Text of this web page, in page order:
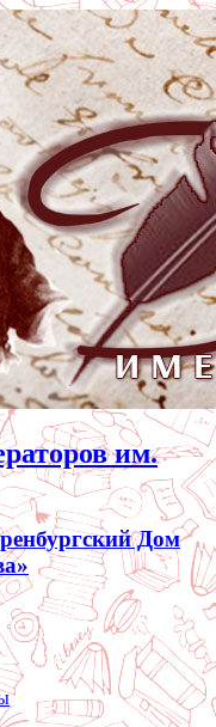
им.
Дом